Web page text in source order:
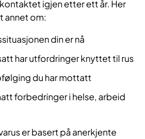
igjen etter ett år. Her
annet om:
din er nå
har utfordringer knyttet til rus
du har mottatt
forbedringer i helse, arbeid
er basert på anerkjente